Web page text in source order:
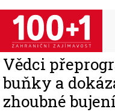
Přejít
hlavnímu
obsahu
Vědci
buňky a
zhoubné bujení